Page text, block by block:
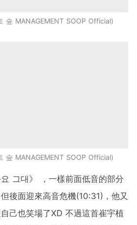
숲 MANAGEMENT SOOP Official
숲 MANAGEMENT SOOP Official
그대》 ，一樣前面低音的部分
後面迎來高音危機(10:31)，他又
己也笑場了XD 不過這首崔宇植